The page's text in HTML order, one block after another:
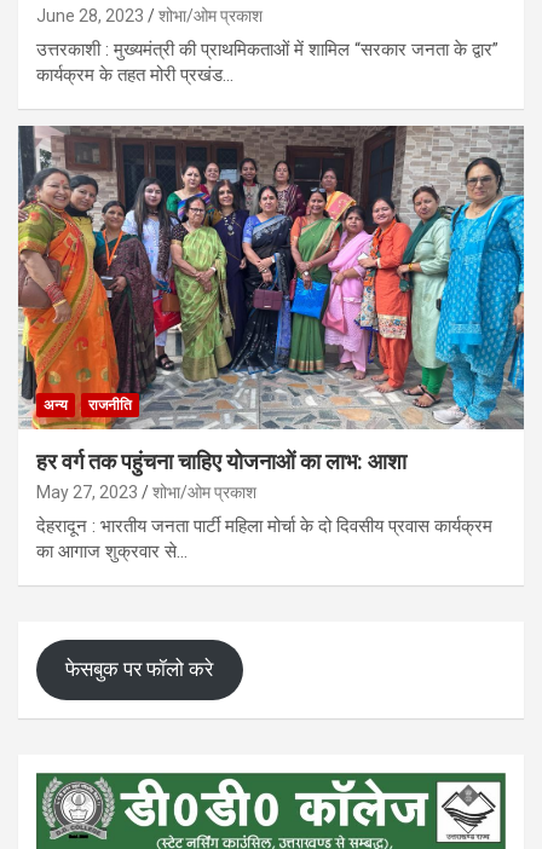
June 28, 2023 शोभा/ओम प्रकाश
उत्तरकाशी : मुख्यमंत्री की प्राथमिकताओं में शामिल “सरकार जनता के द्वार”
कार्यक्रम के तहत मोरी प्रखंड…
अन्य राजनीति
हर वर्ग तक पहुंचना चाहिए योजनाओं का लाभ: आशा
May 27, 2023 शोभा/ओम प्रकाश
देहरादून : भारतीय जनता पार्टी महिला मोर्चा के दो दिवसीय प्रवास कार्यक्रम
का आगाज शुक्रवार से…
फेसबुक पर फॉलो करे